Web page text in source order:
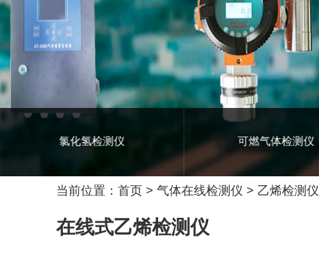
氯化氢检测仪
当前位置： 首页 > 气体在线检测仪 > 乙烯检测仪
在线式乙烯检测仪